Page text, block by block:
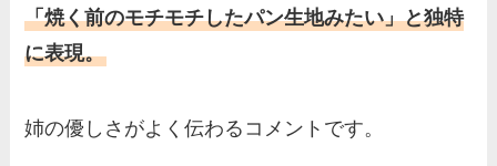
「焼く前のモチモチしたパン生地みたい」と独特
に表現。
姉の優しさがよく伝わるコメントです。